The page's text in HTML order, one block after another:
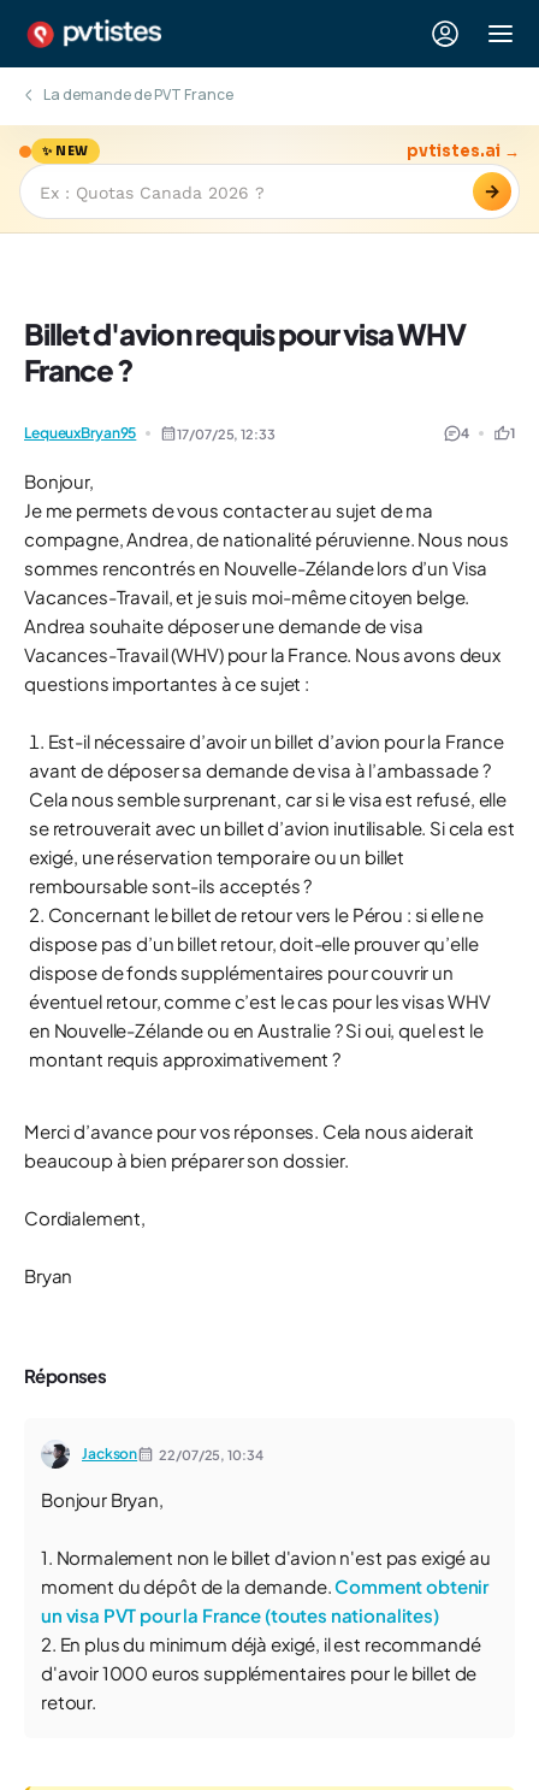
La demande de PVT France
✨ NEW
→
pvtistes.ai →
Billet d'avion requis pour visa WHV
France ?
LequeuxBryan95 17/07/25,12:33 4 1
Bonjour,
Je me permets de vous contacter au sujet de ma
compagne, Andrea, de nationalité péruvienne. Nous nous
sommes rencontrés en Nouvelle-Zélande lors d’un Visa
Vacances-Travail, et je suis moi-même citoyen belge.
Andrea souhaite déposer une demande de visa
Vacances-Travail (WHV) pour la France. Nous avons deux
questions importantes à ce sujet :
Est-il nécessaire d’avoir un billet d’avion pour la France
avant de déposer sa demande de visa à l’ambassade ?
Cela nous semble surprenant, car si le visa est refusé, elle
se retrouverait avec un billet d’avion inutilisable. Si cela est
exigé, une réservation temporaire ou un billet
remboursable sont-ils acceptés ?
Concernant le billet de retour vers le Pérou : si elle ne
dispose pas d’un billet retour, doit-elle prouver qu’elle
dispose de fonds supplémentaires pour couvrir un
éventuel retour, comme c’est le cas pour les visas WHV
en Nouvelle-Zélande ou en Australie ? Si oui, quel est le
montant requis approximativement ?
Merci d’avance pour vos réponses. Cela nous aiderait
beaucoup à bien préparer son dossier.
Cordialement,
Bryan
Réponses
Jackson 22/07/25,10:34
Bonjour Bryan,
1. Normalement non le billet d'avion n'est pas exigé au
moment du dépôt de la demande.Comment obtenir
un visa PVT pour la France (toutes nationalites)
2. En plus du minimum déjà exigé, il est recommandé
d'avoir 1000 euros supplémentaires pour le billet de
retour.